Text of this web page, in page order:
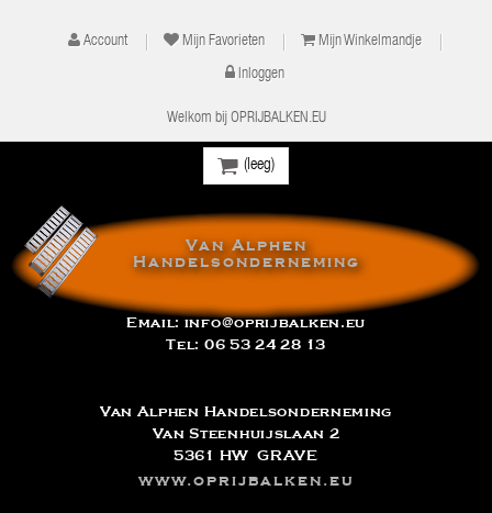
Account Mijn Favorieten Mijn Winkelmandje
Inloggen
Welkom bij OPRIJBALKEN.EU
(leeg)
Van Alphen
Handelsonderneming
Email: info@oprijbalken.eu
Tel: 06 53 24 28 13
Van Alphen Handelsonderneming
Van Steenhuijslaan 2
5361 HW GRAVE
www.oprijbalken.eu